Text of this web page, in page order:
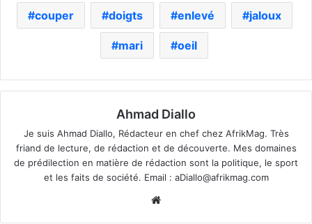
couper doigts enlevé jaloux
mari oeil
Ahmad Diallo
Je suis Ahmad Diallo, Rédacteur en chef chez AfrikMag. Très
friand de lecture, de rédaction et de découverte. Mes domaines
de prédilection en matière de rédaction sont la politique, le sport
et les faits de société. Email : aDiallo@afrikmag.com